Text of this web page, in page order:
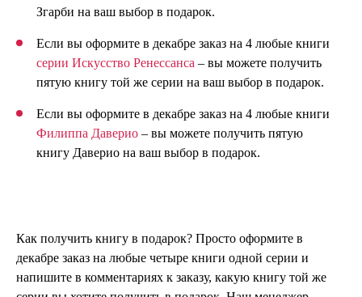
Згарби на ваш выбор в подарок.
Если вы оформите в декабре заказ на 4 любые книги
серии Искусство Ренессанса – вы можете получить
пятую книгу той же серии на ваш выбор в подарок.
Если вы оформите в декабре заказ на 4 любые книги
Филиппа Даверио – вы можете получить пятую
книгу Даверио на ваш выбор в подарок.
Как получить книгу в подарок? Просто оформите в
декабре заказ на любые четыре книги одной серии и
напишите в комментариях к заказу, какую книгу той же